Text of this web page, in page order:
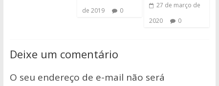
de 2019
0
27 de março de
2020
0
Deixe um comentário
O seu endereço de e-mail não será